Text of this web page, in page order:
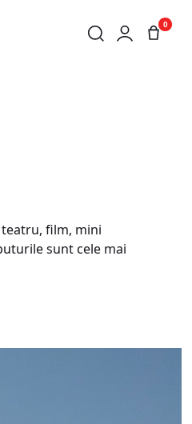
0
film, mini
sunt cele mai